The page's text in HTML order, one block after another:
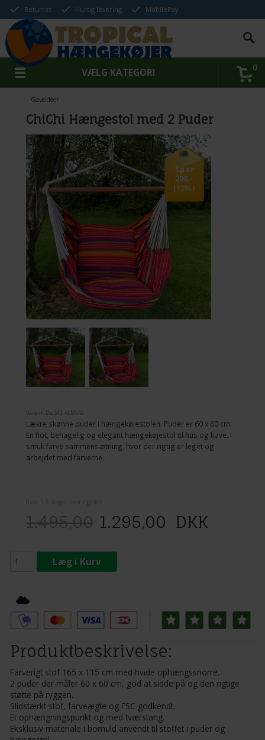
Returret Hurtig levering MobilePay
0
VÆLG KATEGORI
Gaveidéer
ChiChi Hængestol med 2 Puder
Spar
200,-
(13%)
Varenr. Dvc542-ALM542
Lækre skønne puder i hængekøjestolen. Puder er 60 x 60 cm.
En flot, behagelig og elegant hængekøjestol til hus og have. I
smuk farve sammensætning, hvor der rigtig er leget og
arbejdet med farverne.
1.495,00 1.295,00 DKK
Læg i Kurv
Produktbeskrivelse:
Farverigt stof 165 x 115 cm med hvide ophængssnorre.
2 puder der måler 60 x 60 cm, god at sidde på og den rigtige
støtte på ryggen.
Slidstærkt stof, farveægte og FSC godkendt.
Et ophængningspunkt og med tværstang.
Eksklusiv materiale i bomuld anvendt til stoffet i puder og